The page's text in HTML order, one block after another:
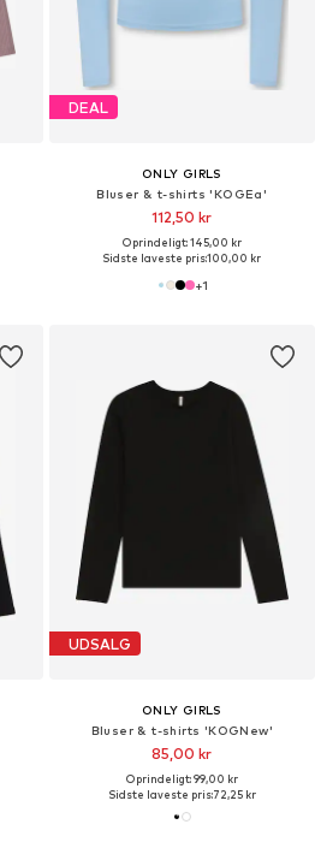
DEAL
ONLY GIRLS
Bluser & t-shirts 'KOGEa'
112,50 kr
Oprindeligt: 145,00 kr
Sidste laveste pris:100,00 kr
+1
UDSALG
ONLY GIRLS
Bluser & t-shirts 'KOGNew'
85,00 kr
Oprindeligt: 99,00 kr
Sidste laveste pris:72,25 kr